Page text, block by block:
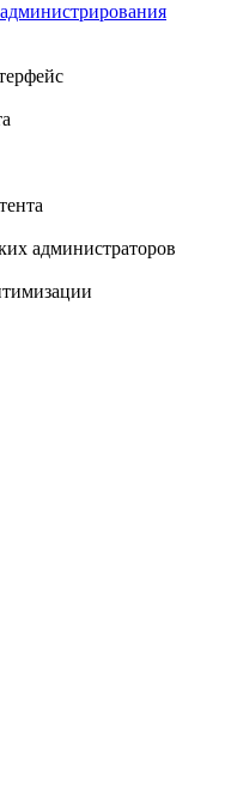
администраторов